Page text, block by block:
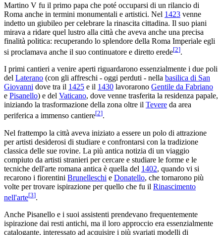
Martino V fu il primo papa che poté occuparsi di un rilancio di
Roma anche in termini monumentali e artistici. Nel 1423 venne
indetto un giubileo per celebrare la rinascita cittadina. Il suo piani
mirava a ridare quel lustro alla città che aveva anche una precisa
finalità politica: recuperando lo splendore della Roma Imperiale egli
si proclamava anche il suo continuatore e diretto erede[2].
I primi cantieri a venire aperti riguardarono essenzialmente i due poli
del Laterano (con gli affreschi - oggi perduti - nella basilica di San
Giovanni dove tra il 1425 e il 1430 lavorarono Gentile da Fabriano
e Pisanello) e del Vaticano, dove venne trasferita la residenza papale,
iniziando la trasformazione della zona oltre il Tevere da area
periferica a immenso cantiere[2].
Nel frattempo la città aveva iniziato a essere un polo di attrazione
per artisti desiderosi di studiare e confrontarsi con la tradizione
classica delle sue rovine. La più antica notizia di un viaggio
compiuto da artisti stranieri per cercare e studiare le forme e le
tecniche dell'arte romana antica è quella del 1402, quando vi si
recarono i fiorentini Brunelleschi e Donatello, che tornarono più
volte per trovare ispirazione per quello che fu il Rinascimento
nell'arte[3].
Anche Pisanello e i suoi assistenti prendevano frequentemente
ispirazione dai resti antichi, ma il loro approccio era essenzialmente
catalogante, interessato ad acquisire i più svariati modelli di